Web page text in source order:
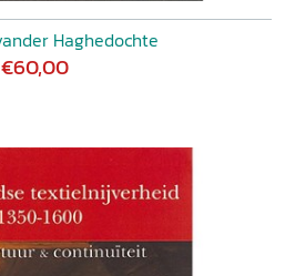
Haghedochte
€60,00